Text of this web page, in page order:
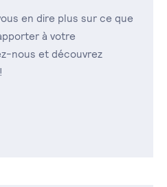
en dire plus sur ce que
à votre
nous et découvrez